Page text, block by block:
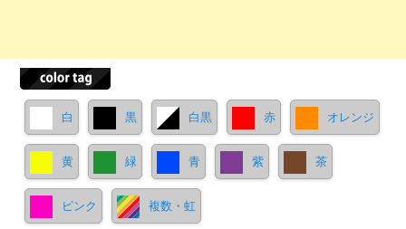
白 黒 白黒 赤 オレンジ
黄 緑 青 紫 茶
ピンク 複数・虹